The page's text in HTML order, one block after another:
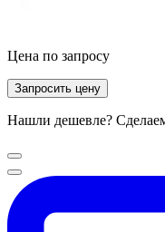
Цена по запросу
Запросить цену
Нашли дешевле?